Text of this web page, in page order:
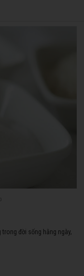
đời sống hằng ngày,